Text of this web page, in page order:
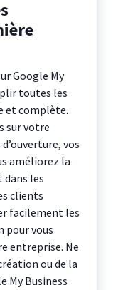
Google My
toutes les
et complète.
sur votre
vos
améliorez la
les
clients
facilement les
pour vous
entreprise. Ne
ou de la
My Business